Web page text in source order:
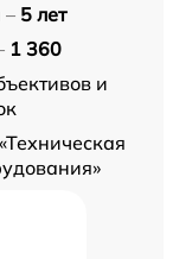
– 5 лет
1 360
и